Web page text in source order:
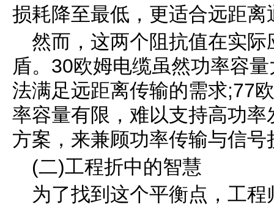
损耗降至最低，更适合远距离
然而，这两个阻抗值在实
盾。30欧姆电缆虽然功率容
法满足远距离传输的需求;77
率容量有限，难以支持高功
方案，来兼顾功率传输与信
(二)工程折中的智慧
为了找到这个平衡点，工